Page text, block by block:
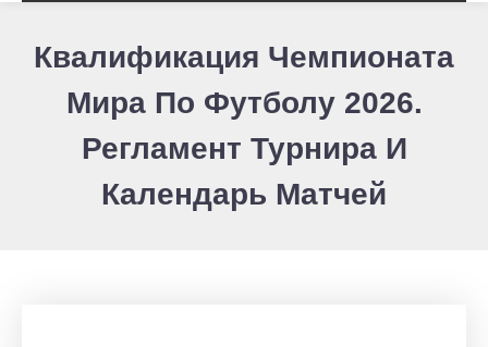
Квалификация Чемпионата
Мира По Футболу 2026.
Регламент Турнира И
Календарь Матчей